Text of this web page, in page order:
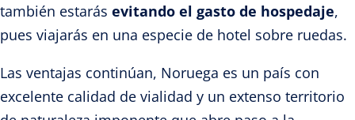
también estarás evitando el gasto de hospedaje,
pues viajarás en una especie de hotel sobre ruedas.
Las ventajas continúan, Noruega es un país con
excelente calidad de vialidad y un extenso territorio